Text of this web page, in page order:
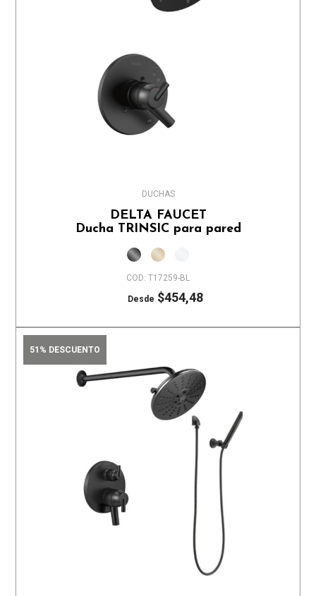
DUCHAS
DELTA FAUCET
Ducha TRINSIC para pared
COD: T17259-BL
Desde $454,48
51% DESCUENTO